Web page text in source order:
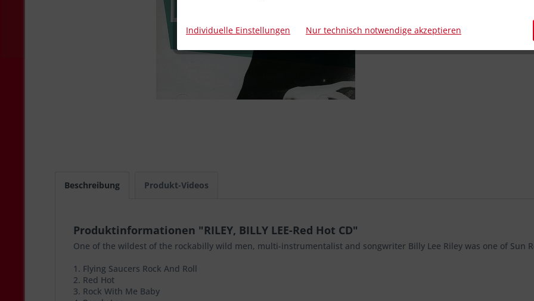
Beschreibung Produkt-Videos
Produktinformationen "RILEY, BILLY LEE-Red Hot CD"
One of the wildest of the rockabilly wild men, multi-instrumentalist and songwriter Billy Lee Riley was one of Sun
1. Flying Saucers Rock And Roll
2. Red Hot
3. Rock With Me Baby
Individuelle Einstellungen Nur technisch notwendige akzeptieren